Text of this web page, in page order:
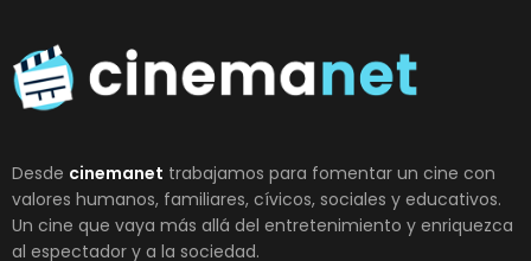
Desde cinemanet trabajamos para fomentar un cine con
valores humanos, familiares, cívicos, sociales y educativos.
Un cine que vaya más allá del entretenimiento y enriquezca
al espectador y a la sociedad.